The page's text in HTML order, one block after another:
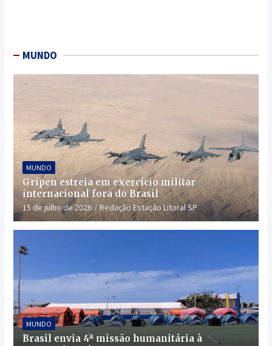
MUNDO
MUNDO
Gripen estreia em exercício militar
internacional fora do Brasil
15 de julho de 2026 Redação Estação Litoral SP
MUNDO
Brasil envia 4ª missão humanitária à